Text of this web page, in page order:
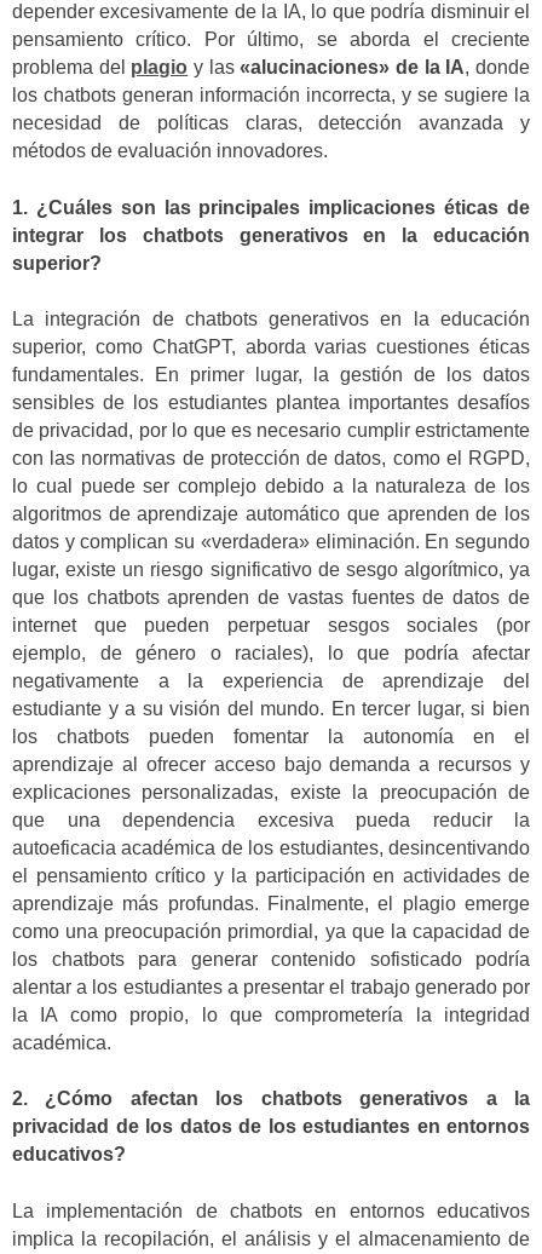
depender excesivamente de la IA, lo que podría disminuir el
pensamiento crítico. Por último, se aborda el creciente
problema del plagio y las«alucinaciones» de la IA, donde
los chatbots generan información incorrecta, y se sugiere la
necesidad de políticas claras, detección avanzada y
métodos de evaluación innovadores.
1. ¿Cuáles son las principales implicaciones éticas de
integrar los chatbots generativos en la educación
superior?
La integración de chatbots generativos en la educación
superior, como ChatGPT, aborda varias cuestiones éticas
fundamentales. En primer lugar, la gestión de los datos
sensibles de los estudiantes plantea importantes desafíos
de privacidad, por lo que es necesario cumplir estrictamente
con las normativas de protección de datos, como el RGPD,
lo cual puede ser complejo debido a la naturaleza de los
algoritmos de aprendizaje automático que aprenden de los
datos y complican su «verdadera» eliminación. En segundo
lugar, existe un riesgo significativo de sesgo algorítmico, ya
que los chatbots aprenden de vastas fuentes de datos de
internet que pueden perpetuar sesgos sociales (por
ejemplo, de género o raciales), lo que podría afectar
negativamente a la experiencia de aprendizaje del
estudiante y a su visión del mundo. En tercer lugar, si bien
los chatbots pueden fomentar la autonomía en el
aprendizaje al ofrecer acceso bajo demanda a recursos y
explicaciones personalizadas, existe la preocupación de
que una dependencia excesiva pueda reducir la
autoeficacia académica de los estudiantes, desincentivando
el pensamiento crítico y la participación en actividades de
aprendizaje más profundas. Finalmente, el plagio emerge
como una preocupación primordial, ya que la capacidad de
los chatbots para generar contenido sofisticado podría
alentar a los estudiantes a presentar el trabajo generado por
la IA como propio, lo que comprometería la integridad
académica.
2. ¿Cómo afectan los chatbots generativos a la
privacidad de los datos de los estudiantes en entornos
educativos?
La implementación de chatbots en entornos educativos
implica la recopilación, el análisis y el almacenamiento de